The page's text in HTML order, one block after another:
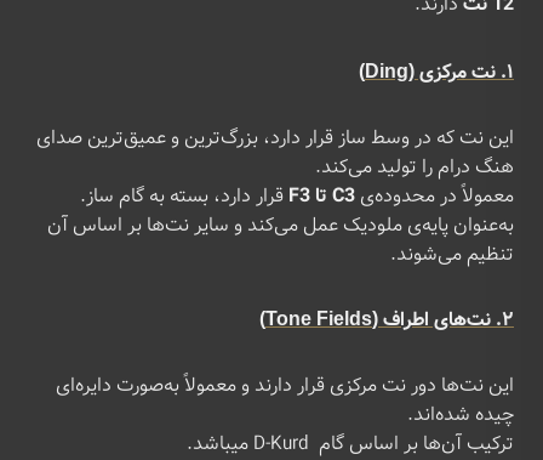
1. نت مرکزی (Ding)
این نت که در وسط ساز قرار دارد، بزرگ‌ترین و عمیق‌ترین صدای
هنگ درام را تولید می‌کند.
معمولاً در محدوده‌ی C3 تا F3
قرار دارد، بسته به گام ساز.
به‌عنوان پایه‌ی ملودیک عمل می‌کند و سایر نت‌ها بر اساس آن
تنظیم می‌شوند.
2. نت‌های اطراف (Tone Fields)
این نت‌ها دور نت مرکزی قرار دارند و معمولاً به‌صورت دایره‌ای
چیده شده‌اند.
ترکیب آن‌ها بر اساس گام D-Kurd میباشد.